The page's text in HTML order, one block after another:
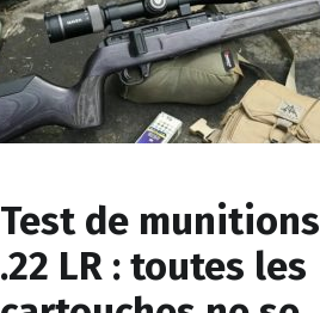
Test de munitions
.22 LR : toutes les